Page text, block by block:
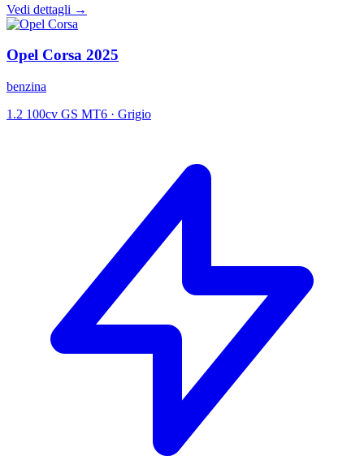
Vedi dettagli →
Opel Corsa 2025
benzina
1.2 100cv GS MT6 · Grigio